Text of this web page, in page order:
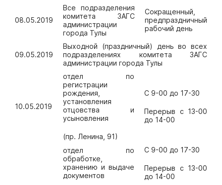
08.05.2019
Все подразделения
комитета ЗАГС
администрации
города Тулы
Сокращенный,
предпраздничный
рабочий день
09.05.2019
Выходной (праздничный) день во всех
подразделениях комитета ЗАГС
администрации города Тулы
10.05.2019
отдел по
регистрации
рождения,
установления
отцовства и
усыновления
(пр. Ленина, 91)
С 9-00 до 17-30
Перерыв с 13-00
до 14-00
отдел по
обработке,
хранению и выдаче
документов
С 9-00 до 17-30
Перерыв с 13-00
до 14-00